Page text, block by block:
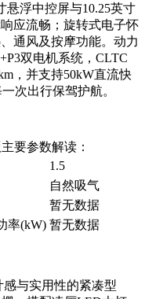
悬浮中控屏与10.25英寸
应流畅；旋转式电子怀
通风及按摩功能。动力
双电机系统，CLTC
，并支持50kW直流快
次出行保驾护航。
要参数解读：
1.5
自然吸气
暂无数据
率(kW) 暂无数据
感与实用性的紧凑型